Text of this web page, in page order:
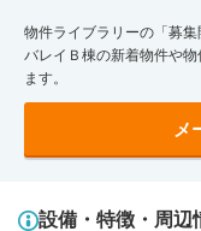
物件ライブラリーの「募
バレイＢ棟の新着物件や
ます。
メ
設備・特徴・周辺